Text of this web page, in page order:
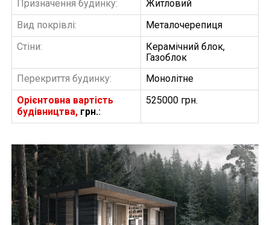
Призначення будинку:
Житловий
Вид покрівлі:
Металочерепиця
Стіни:
Керамічний блок,
Газоблок
Перекриття будинку:
Монолітне
Орієнтовна вартість
будівництва, грн.:
525000 грн.
БУДІВНИЦТВО БУДИНКІВ
З
АББ”ТВІЙ ПРОЕКТ”